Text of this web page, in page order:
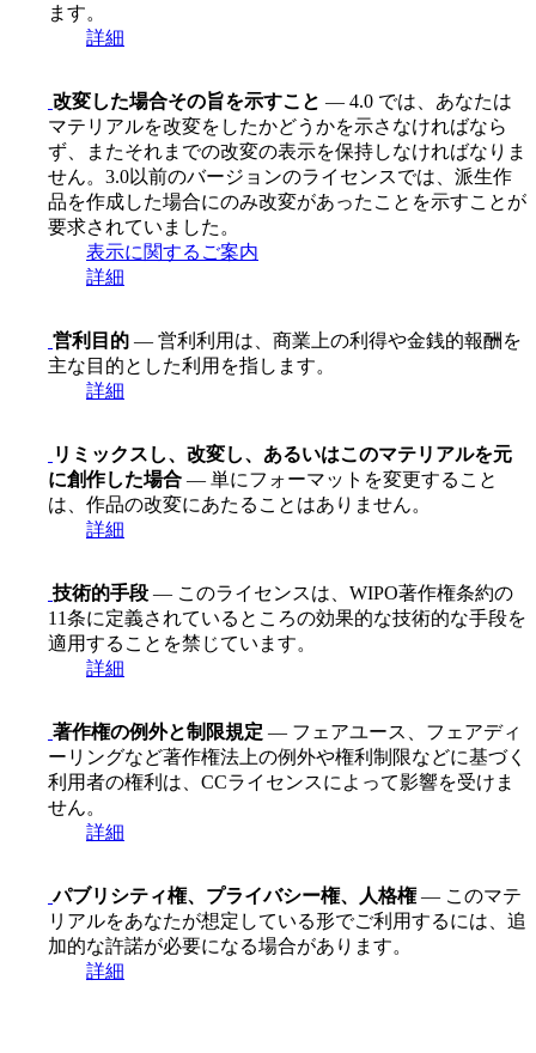
ます。
詳細
改変した場合その旨を示すこと — 4.0 では、あなたは
マテリアルを改変をしたかどうかを示さなければなら
ず、またそれまでの改変の表示を保持しなければなりま
せん。3.0以前のバージョンのライセンスでは、派生作
品を作成した場合にのみ改変があったことを示すことが
要求されていました。
表示に関するご案内
詳細
営利目的 — 営利利用は、商業上の利得や金銭的報酬を
主な目的とした利用を指します。
詳細
リミックスし、改変し、あるいはこのマテリアルを元
に創作した場合 — 単にフォーマットを変更すること
は、作品の改変にあたることはありません。
詳細
技術的手段 — このライセンスは、WIPO著作権条約の
11条に定義されているところの効果的な技術的な手段を
適用することを禁じています。
詳細
著作権の例外と制限規定 — フェアユース、フェアディ
ーリングなど著作権法上の例外や権利制限などに基づく
利用者の権利は、CCライセンスによって影響を受けま
せん。
詳細
パブリシティ権、プライバシー権、人格権— このマテ
リアルをあなたが想定している形でご利用するには、追
加的な許諾が必要になる場合があります。
詳細